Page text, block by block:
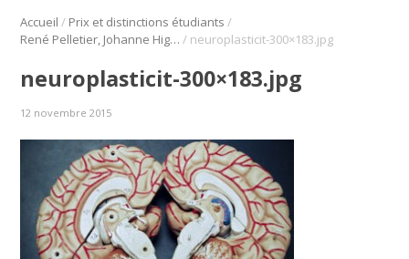
Accueil / Prix et distinctions étudiants /
René Pelletier, Johanne Higgins et Daniel Bourbonnais publient sur la neuroplasticité / neuroplasticit-300×183.jpg
neuroplasticit-300×183.jpg
12 novembre 2015